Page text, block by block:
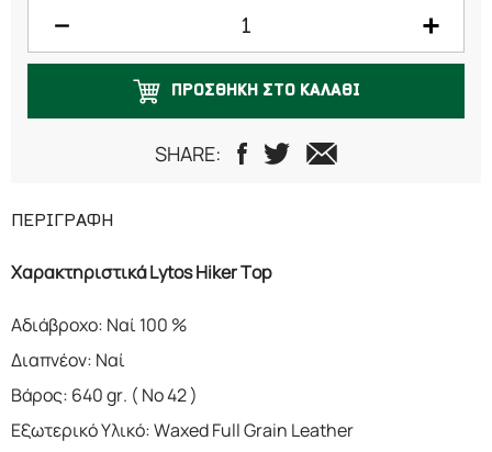
43
45
47
ΠΡΟΣΘΗΚΗ ΣΤΟ ΚΑΛΑΘΙ
SHARE:
ΠΕΡΙΓΡΑΦΗ
Χαρακτηριστικά Lytos Hiker Top
Αδιάβροχο: Ναί 100 %
Διαπνέον: Ναί
Βάρος: 640 gr. ( No 42 )
Εξωτερικό Υλικό: Waxed Full Grain Leather